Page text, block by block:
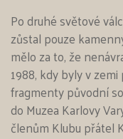
Po druhé světové
zůstal pouze
mělo za to, že
1988, kdy byly v
fragmenty původní
do Muzea Karlovy
členům Klubu přátel